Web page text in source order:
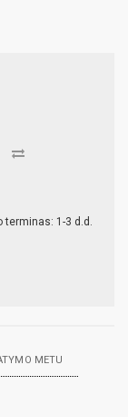
terminas: 1-3 d.d.
METU